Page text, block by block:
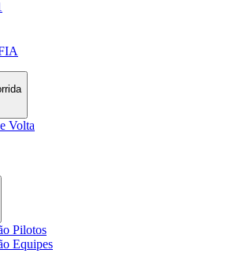
Volta
Pilotos
Equipes